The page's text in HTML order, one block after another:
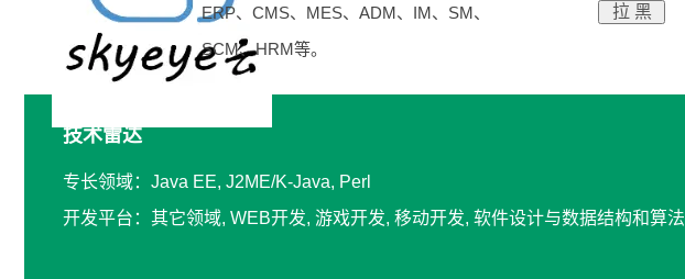
ERP、CMS、MES、ADM、IM、SM、
SCM、HRM等。
拉 黑
技术雷达
专长领域：Java EE, J2ME/K-Java, Perl
开发平台：其它领域, WEB开发, 游戏开发, 移动开发, 软件设计与数据结构和算法